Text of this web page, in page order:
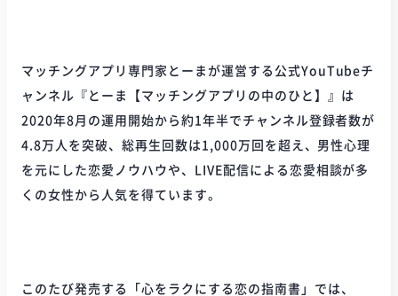
マッチングアプリ専門家とーまが運営する公式YouTubeチ
ャンネル『とーま【マッチングアプリの中のひと】』は
2020年8月の運用開始から約1年半でチャンネル登録者数が
4.8万人を突破、総再生回数は1,000万回を超え、男性心理
を元にした恋愛ノウハウや、LIVE配信による恋愛相談が多
くの女性から人気を得ています。
このたび発売する「心をラクにする恋の指南書」では、